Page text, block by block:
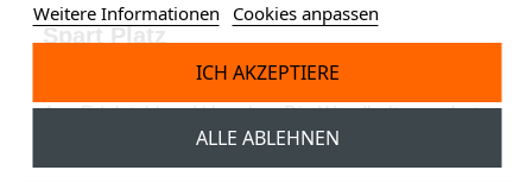
Spart Platz
Der Wandhalter für die Vario 2000 Entsorgungsbox.
Aus Edelstahl und klappbar. Die Wandhalterung hat
vorgefertigte Bohrungen für die Montageschrauben.
Weitere Informationen Cookies anpassen
ALLE ABLEHNEN
ICH AKZEPTIERE